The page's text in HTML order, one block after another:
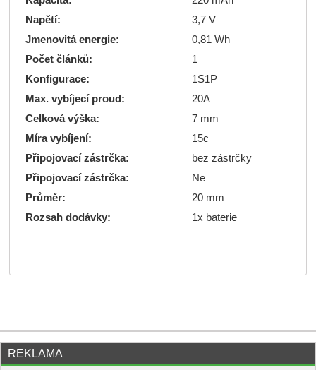
Napětí:
3,7 V
Jmenovitá energie:
0,81 Wh
Počet článků:
1
Konfigurace:
1S1P
Max. vybíjecí proud:
20A
Celková výška:
7 mm
Míra vybíjení:
15c
Připojovací zástrčka:
bez zástrčky
Připojovací zástrčka:
Ne
Průměr:
20 mm
Rozsah dodávky:
1x baterie
REKLAMA